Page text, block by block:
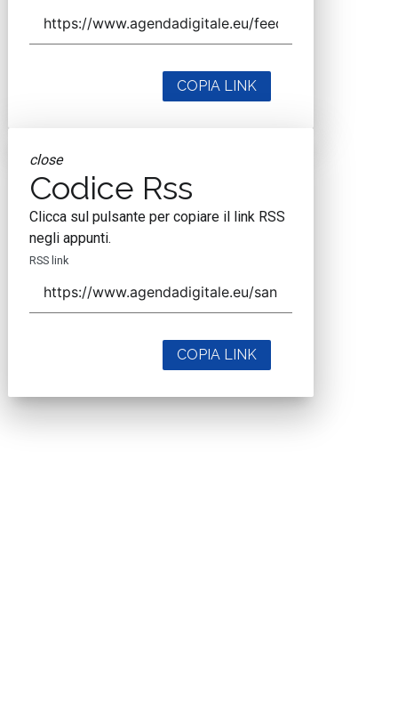
COPIA LINK
close
Codice Rss
Clicca sul pulsante per copiare il link RSS
negli appunti.
RSS link
COPIA LINK